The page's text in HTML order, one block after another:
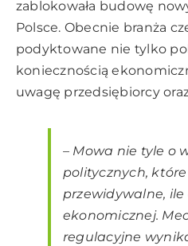
zablokowała budowę
Polsce. Obecnie branża
podyktowane nie tylko
koniecznością
uwagę przedsiębiorcy
– Mowa nie tyle o
politycznych,
przewidywalne, ile
ekonomicznej.
regulacyjne